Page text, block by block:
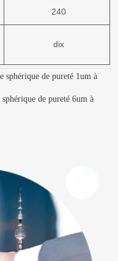
240
dix
sphérique de pureté 1um à
de pureté 6um à